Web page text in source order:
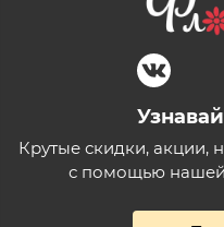
Крутые скидки, акции,
с помощью